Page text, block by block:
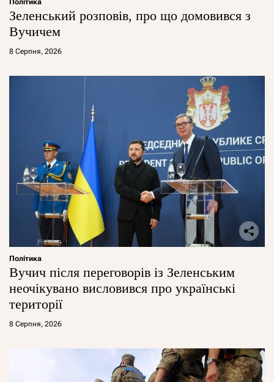
Політика
Зеленський розповів, про що домовився з
Вучичем
8 Серпня, 2026
Політика
Вучич після переговорів із Зеленським
неочікувано висловився про українські
території
8 Серпня, 2026